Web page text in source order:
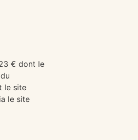
€ dont le
le site
le site